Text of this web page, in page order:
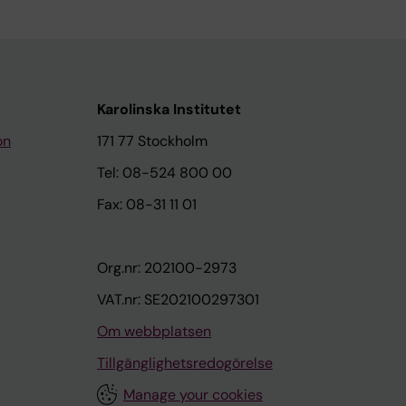
Karolinska Institutet
171 77 Stockholm
Tel: 08-524 800 00
Fax: 08-31 11 01
Org.nr: 202100-2973
VAT.nr: SE202100297301
Om webbplatsen
Tillgänglighetsredogörelse
Manage your cookies